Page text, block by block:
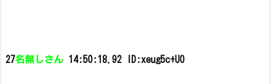
27名無しさん 14:50:18.92 ID:xeug5c+U0